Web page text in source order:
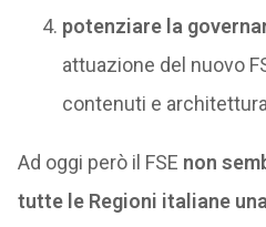
potenziare la
attuazione del nuovo
contenuti e
Ad oggi però il FSE non
tutte le Regioni italiane